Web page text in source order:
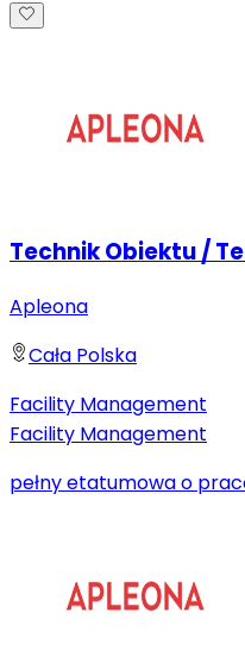
Technik Obiektu /
Apleona
Cała Polska
Facility Management
Facility Management
pełny etatumowa o